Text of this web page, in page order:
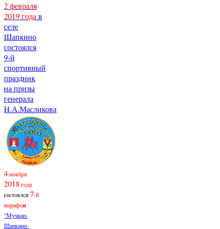
2 февраля
2019 года в
селе
Шапкино
состоялся
9-й
спортивный
праздник
на призы
генерала
Н.А.Масликова
4ноября
2018 года
состоялся7-й
марафон
"Мучкап-
Шапкино-